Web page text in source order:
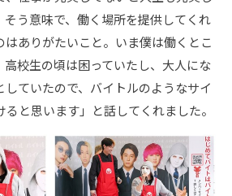
そう意味で、働く場所を提供してくれ
はありがたいこと。いま僕は働くとこ
高校生の頃は困っていたし、大人にな
していたので、バイトルのようなサイ
ると思います」と話してくれました。